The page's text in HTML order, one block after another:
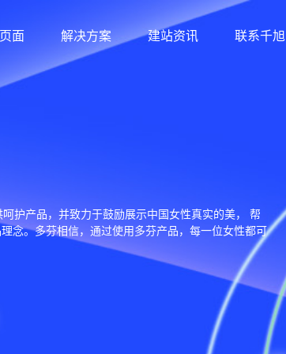
面 解决方案 建站资讯 联系千旭
护产品，并致力于鼓励展示中国女性真实的美， 帮
念。多芬相信，通过使用多芬产品，每一位女性都可